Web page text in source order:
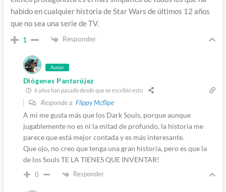
habido en cualquier historia de Star Wars de últimos 12 años
que no sea una serie de TV.
1 Responder
Autor
Diógenes Pantarújez
6 años han pasado desde que se escribió esto
Responde a Flippy Mcflipe
A mi me gusta más que los Dark Souls, porque aunque
jugablemente no es ni la mitad de profundo, la historia me
parece que está mejor contada y es más interesante.
Que ojo, no creo que tenga una gran historia, pero es que la
de los Souls TE LA TIENES QUE INVENTAR!
0 Responder